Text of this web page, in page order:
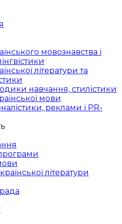
мовознавства і
літератури та
навчання, стилістики
мови
реклами і PR-
літератури